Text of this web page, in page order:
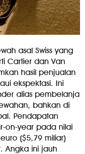
asal Swiss yang
Cartier dan Van
hasil penjualan
ekspektasi. Ini
alias pembelanja
bahkan di
Pendapatan
on-year pada nilai
($5,79 miliar)
Angka ini jauh